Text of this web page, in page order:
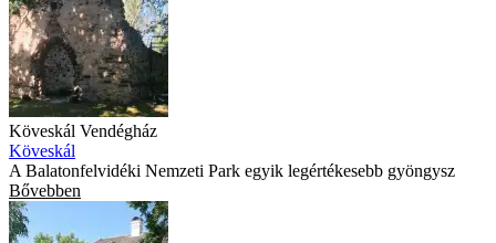
Köveskál Vendégház
Köveskál
A Balatonfelvidéki Nemzeti Park egyik legértékesebb gyöngysz
Bővebben